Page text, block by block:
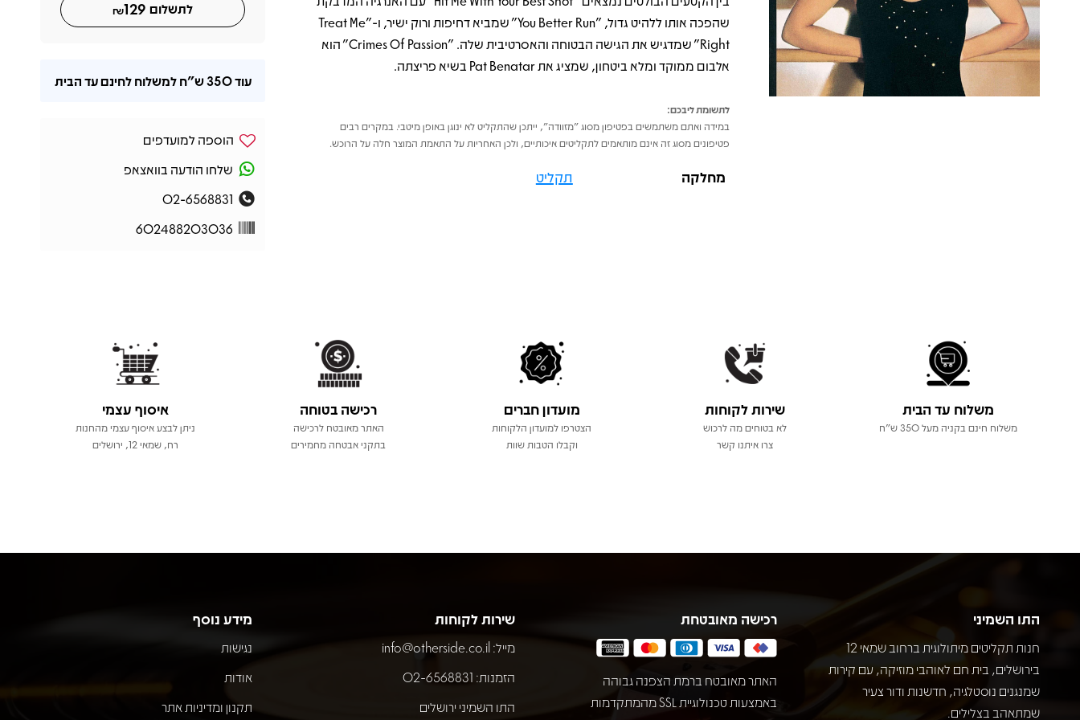
שהפכה אותו ללהיט גדול, "You Better Run" שמביא דחיפות ורוק ישיר, ו-"Treat Me
Right" שמדגיש את הגישה הבטוחה והאסרטיבית שלה. "Crimes Of Passion" הוא
אלבום ממוקד ומלא ביטחון, שמציג את Pat Benatar בשיא פריצתה.
לתשומת ליבכם:
במידה ואתם משתמשים בפטיפון מסוג "מזוודה", ייתכן שהתקליט לא ינוגן באופן מיטבי. במקרים רבים
פטיפונים מסוג זה אינם מותאמים לתקליטים איכותיים, ולכן האחריות על התאמת המוצר חלה על הרוכש.
מחלקה תקליט
לתשלום 129
₪
עוד350 ש"ח למשלוח לחינם עד הבית
הוספה למועדפים
שלחו הודעה בוואצאפ
02-6568831
602488203036
משלוח עד הבית
משלוח חינם בקניה מעל 350 ש"ח
שירות לקוחות
לא בטוחים מה לרכוש
צרו איתנו קשר
מועדון חברים
הצטרפו למועדון הלקוחות
וקבלו הטבות שוות
רכישה בטוחה
האתר מאובטח לרכישה
בתקני אבטחה מחמירים
איסוף עצמי
ניתן לבצע איסוף עצמי מהחנות
רח, שמאי 12, ירושלים
התו השמיני
חנות תקליטים מיתולוגית ברחוב שמאי 12
בירושלים, בית חם לאוהבי מוזיקה, עם קירות
שמנגנים נוסטלגיה, חדשנות ודור צעיר
שמתאהב בצלילים.
רכישה מאובטחת
האתר מאובטח ברמת הצפנה גבוהה
באמצעות טכנולוגיית SSL מהמתקדמות
שירות לקוחות
מייל: info@otherside.co.il
הזמנות: 02-6568831
התו השמיני ירושלים
מידע נוסף
נגישות
אודות
תקנון ומדיניות אתר